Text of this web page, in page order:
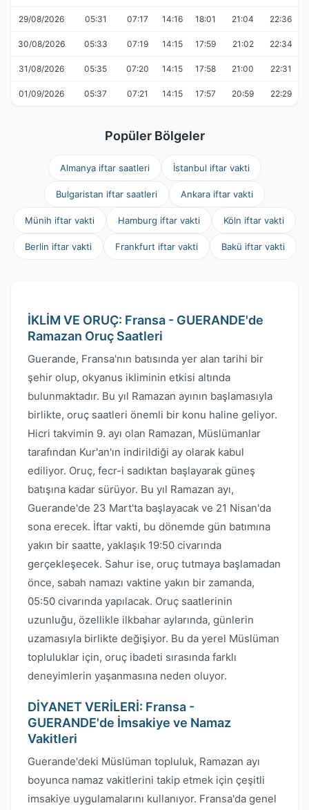
29/08/2026 05:31 07:17 14:16 18:01 21:04 22:36
30/08/2026 05:33 07:19 14:15 17:59 21:02 22:34
31/08/2026 05:35 07:20 14:15 17:58 21:00 22:31
01/09/2026 05:37 07:21 14:15 17:57 20:59 22:29
Popüler Bölgeler
Almanya iftar saatleri İstanbul iftar vakti
Bulgaristan iftar saatleri Ankara iftar vakti
Münih iftar vakti Hamburg iftar vakti Köln iftar vakti
Berlin iftar vakti Frankfurt iftar vakti Bakü iftar vakti
İKLİM VE ORUÇ: Fransa - GUERANDE'de
Ramazan Oruç Saatleri
Guerande, Fransa'nın batısında yer alan tarihi bir
şehir olup, okyanus ikliminin etkisi altında
bulunmaktadır. Bu yıl Ramazan ayının başlamasıyla
birlikte, oruç saatleri önemli bir konu haline geliyor.
Hicri takvimin 9. ayı olan Ramazan, Müslümanlar
tarafından Kur'an'ın indirildiği ay olarak kabul
ediliyor. Oruç, fecr-i sadıktan başlayarak güneş
batışına kadar sürüyor. Bu yıl Ramazan ayı,
Guerande'de 23 Mart'ta başlayacak ve 21 Nisan'da
sona erecek. İftar vakti, bu dönemde gün batımına
yakın bir saatte, yaklaşık 19:50 civarında
gerçekleşecek. Sahur ise, oruç tutmaya başlamadan
önce, sabah namazı vaktine yakın bir zamanda,
05:50 civarında yapılacak. Oruç saatlerinin
uzunluğu, özellikle ilkbahar aylarında, günlerin
uzamasıyla birlikte değişiyor. Bu da yerel Müslüman
topluluklar için, oruç ibadeti sırasında farklı
deneyimlerin yaşanmasına neden oluyor.
DİYANET VERİLERİ: Fransa -
GUERANDE'de İmsakiye ve Namaz
Vakitleri
Guerande'deki Müslüman topluluk, Ramazan ayı
boyunca namaz vakitlerini takip etmek için çeşitli
imsakiye uygulamalarını kullanıyor. Fransa'da genel